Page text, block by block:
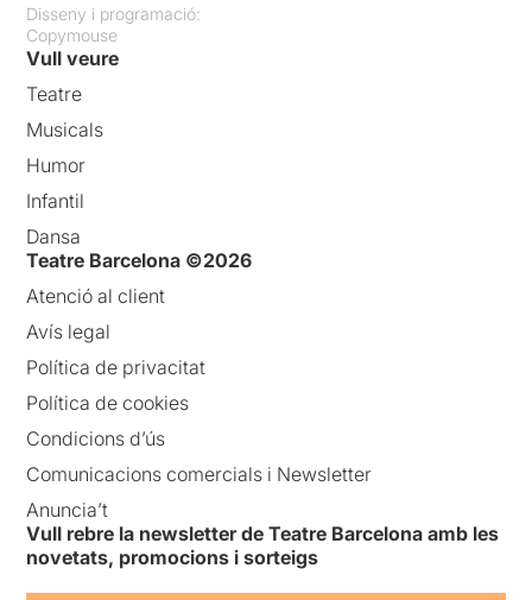
Disseny i programació:
Copymouse
Vull veure
Teatre
Musicals
Humor
Infantil
Dansa
Teatre Barcelona ©2026
Atenció al client
Avís legal
Política de privacitat
Política de cookies
Condicions d’ús
Comunicacions comercials i Newsletter
Anuncia’t
Vull rebre la newsletter de Teatre Barcelona amb les
novetats, promocions i sorteigs